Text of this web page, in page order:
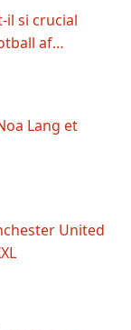
il si crucial
af…
Lang et
United